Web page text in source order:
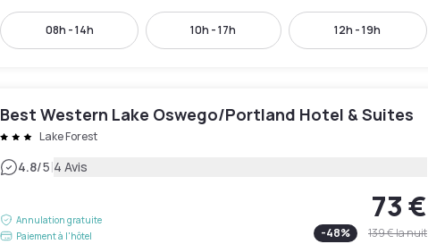
08h - 14h 10h - 17h 12h - 19h
Best Western Lake Oswego/Portland Hotel & Suites
Lake Forest
4.8/5|4 Avis
Annulation gratuite
Paiement à l'hôtel
73 €
-48% 139 €la nuit